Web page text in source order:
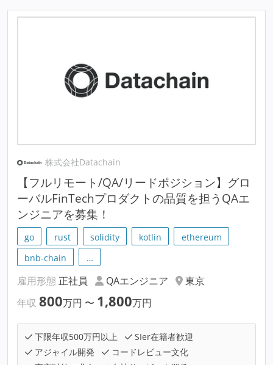
株式会社Datachain
【フルリモート/QA/リードポジション】グロ
ーバルFinTechプロダクトの品質を担うQAエ
ンジニアを募集！
go rust solidity kotlin
ethereum
bnb-chain
…
雇用形態 正社員 QAエンジニア
東京
年収 800万円 〜 1,800万円
下限年収500万円以上
SIer在籍者歓迎
アジャイル開発
コードレビュー文化